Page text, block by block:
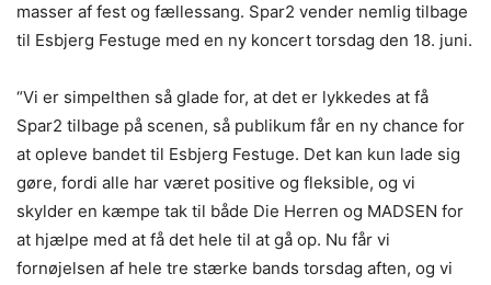
masser af fest og fællessang. Spar2 vender nemlig tilbage
til Esbjerg Festuge med en ny koncert torsdag den 18. juni.
“Vi er simpelthen så glade for, at det er lykkedes at få
Spar2 tilbage på scenen, så publikum får en ny chance for
at opleve bandet til Esbjerg Festuge. Det kan kun lade sig
gøre, fordi alle har været positive og fleksible, og vi
skylder en kæmpe tak til både Die Herren og MADSEN for
at hjælpe med at få det hele til at gå op. Nu får vi
fornøjelsen af hele tre stærke bands torsdag aften, og vi